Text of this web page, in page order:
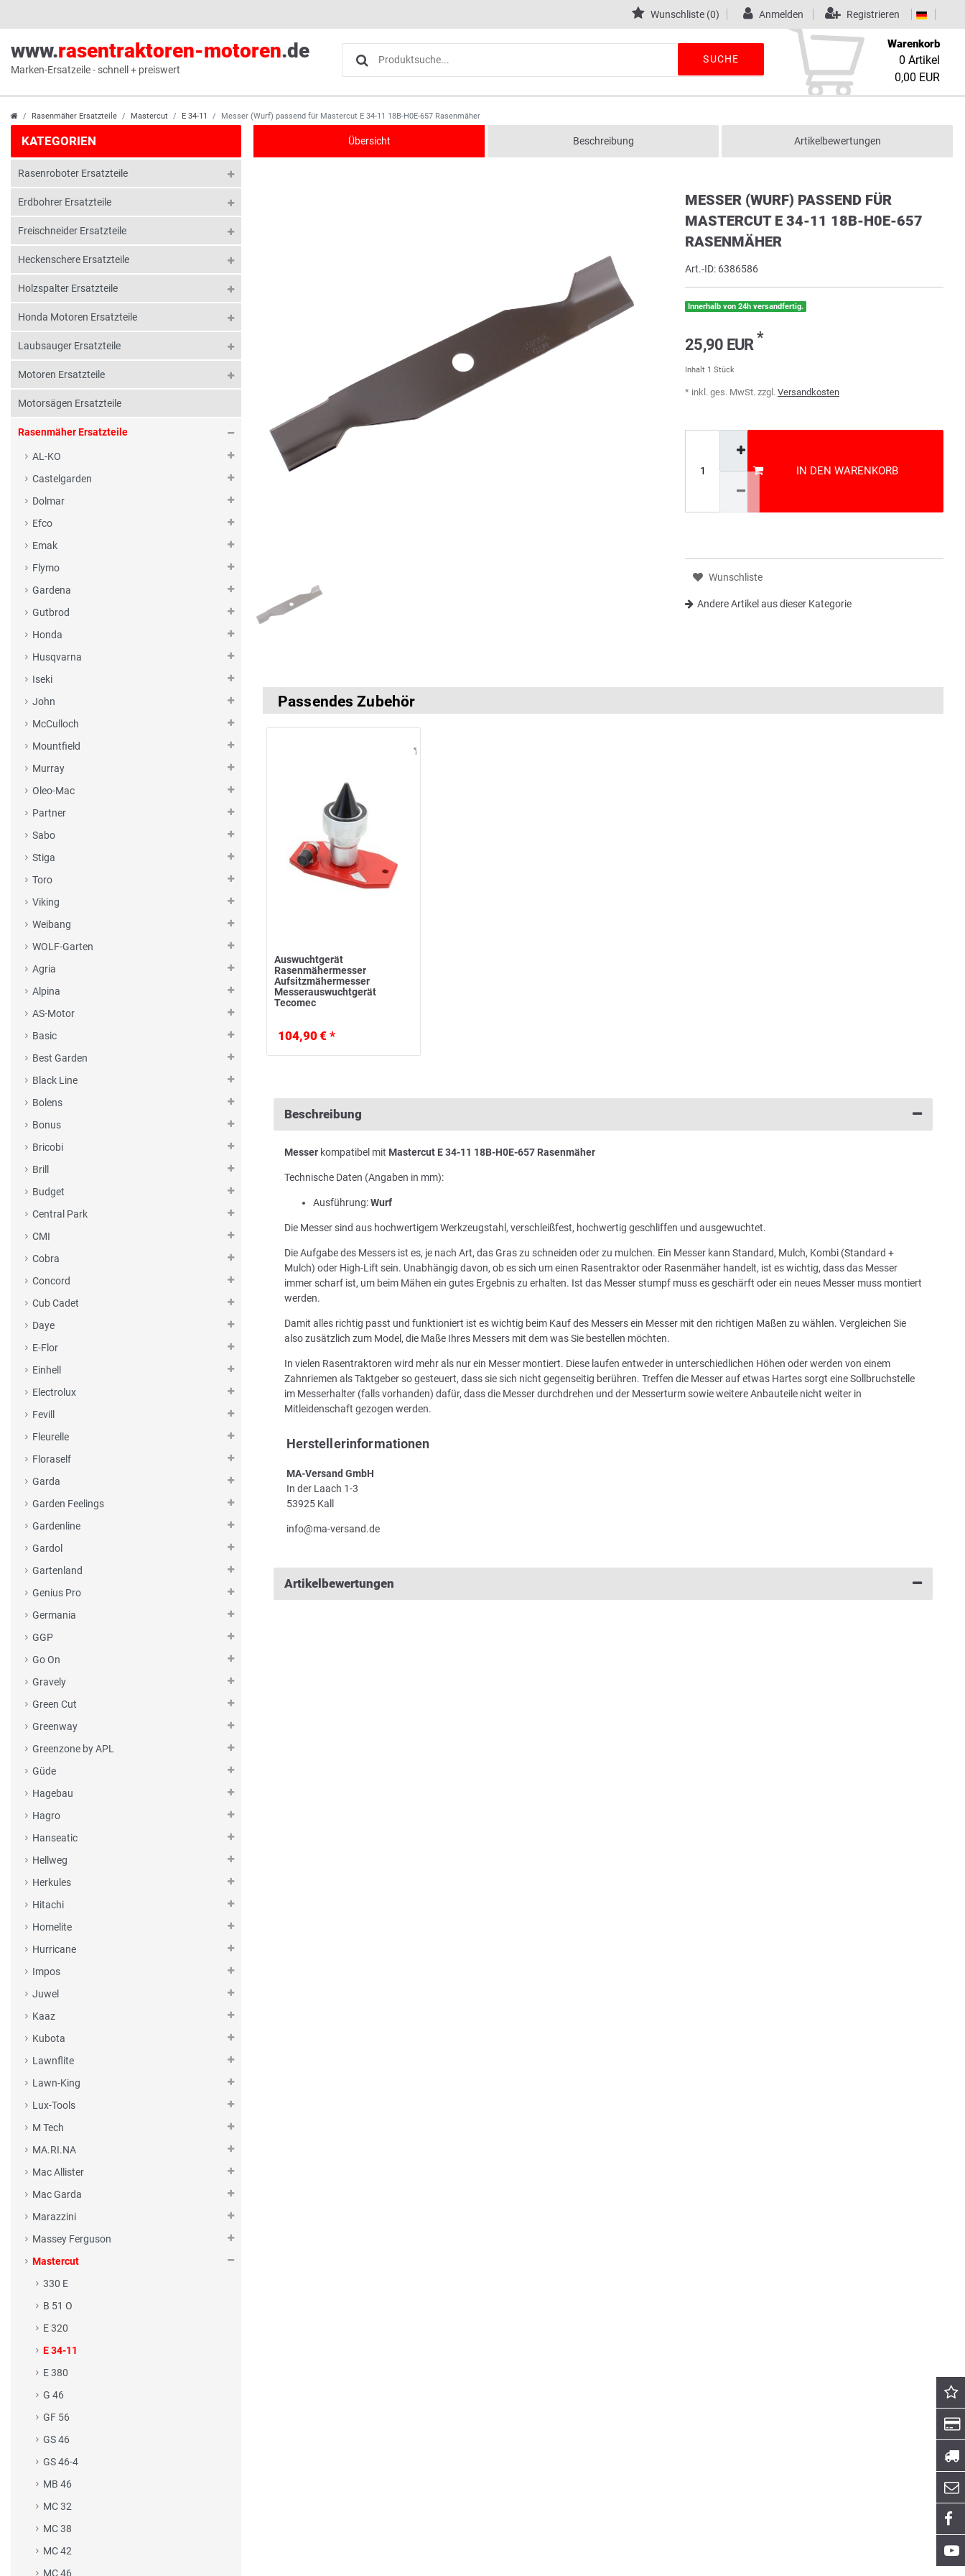
Wunschliste (0) Anmelden Registrieren
www.rasentraktoren-motoren.de
Marken-Ersatzeile - schnell + preiswert
SUCHE
Warenkorb
0 Artikel
0,00 EUR
Rasenmäher Ersatzteile Mastercut E 34-11 Messer (Wurf) passend für Mastercut E 34-11 18B-H0E-657 Rasenmäher
KATEGORIEN
Rasenroboter Ersatzteile
Erdbohrer Ersatzteile
Freischneider Ersatzteile
Heckenschere Ersatzteile
Holzspalter Ersatzteile
Honda Motoren Ersatzteile
Laubsauger Ersatzteile
Motoren Ersatzteile
Motorsägen Ersatzteile
Rasenmäher Ersatzteile
AL-KO
Castelgarden
Dolmar
Efco
Emak
Flymo
Gardena
Gutbrod
Honda
Husqvarna
Iseki
John
McCulloch
Mountfield
Murray
Oleo-Mac
Partner
Sabo
Stiga
Toro
Viking
Weibang
WOLF-Garten
Agria
Alpina
AS-Motor
Basic
Best Garden
Black Line
Bolens
Bonus
Bricobi
Brill
Budget
Central Park
CMI
Cobra
Concord
Cub Cadet
Daye
E-Flor
Einhell
Electrolux
Fevill
Fleurelle
Floraself
Garda
Garden Feelings
Gardenline
Gardol
Gartenland
Genius Pro
Germania
GGP
Go On
Gravely
Green Cut
Greenway
Greenzone by APL
Güde
Hagebau
Hagro
Hanseatic
Hellweg
Herkules
Hitachi
Homelite
Hurricane
Impos
Juwel
Kaaz
Kubota
Lawnflite
Lawn-King
Lux-Tools
M Tech
MA.RI.NA
Mac Allister
Mac Garda
Marazzini
Massey Ferguson
Mastercut
330 E
B 51 O
E 320
E 34-11
E 380
G 46
GF 56
GS 46
GS 46-4
MB 46
MC 32
MC 38
MC 42
MC 46
Übersicht Beschreibung Artikelbewertungen
MESSER (WURF) PASSEND FÜR
MASTERCUT E 34-11 18B-H0E-657
RASENMÄHER
Art.-ID: 6386586
Innerhalb von 24h versandfertig.
25,90 EUR *
Inhalt 1 Stück
* inkl. ges. MwSt. zzgl. Versandkosten
IN DEN WARENKORB
Wunschliste
Andere Artikel aus dieser Kategorie
Passendes Zubehör
Auswuchtgerät
Rasenmähermesser
Aufsitzmähermesser
Messerauswuchtgerät
Tecomec
104,90 € *
Beschreibung
Messer kompatibel mit Mastercut E 34-11 18B-H0E-657 Rasenmäher
Technische Daten (Angaben in mm):
Ausführung:Wurf
Die Messer sind aus hochwertigem Werkzeugstahl, verschleißfest, hochwertig geschliffen und ausgewuchtet.
Die Aufgabe des Messers ist es, je nach Art, das Gras zu schneiden oder zu mulchen. Ein Messer kann Standard, Mulch, Kombi (Standard +
Mulch) oder High-Lift sein. Unabhängig davon, ob es sich um einen Rasentraktor oder Rasenmäher handelt, ist es wichtig, dass das Messer
immer scharf ist, um beim Mähen ein gutes Ergebnis zu erhalten. Ist das Messer stumpf muss es geschärft oder ein neues Messer muss montiert
werden.
Damit alles richtig passt und funktioniert ist es wichtig beim Kauf des Messers ein Messer mit den richtigen Maßen zu wählen. Vergleichen Sie
also zusätzlich zum Model, die Maße Ihres Messers mit dem was Sie bestellen möchten.
In vielen Rasentraktoren wird mehr als nur ein Messer montiert. Diese laufen entweder in unterschiedlichen Höhen oder werden von einem
Zahnriemen als Taktgeber so gesteuert, dass sie sich nicht gegenseitig berühren. Treffen die Messer auf etwas Hartes sorgt eine Sollbruchstelle
im Messerhalter (falls vorhanden) dafür, dass die Messer durchdrehen und der Messerturm sowie weitere Anbauteile nicht weiter in
Mitleidenschaft gezogen werden.
Herstellerinformationen
MA-Versand GmbH
In der Laach 1-3
53925 Kall
info@ma-versand.de
Artikelbewertungen